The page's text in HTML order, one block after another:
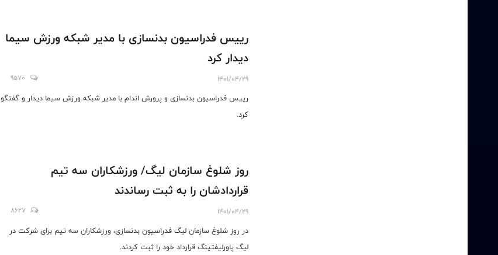
رییس فدراسیون بدنسازی با مدیر شبکه ورزش سیما
دیدار کرد
1401/04/29
9570
رییس فدراسیون بدنسازی و پرورش اندام با مدیر شبکه ورزش سیما دیدار و گفتگو
کرد.
روز شلوغ سازمان لیگ/ ورزشکاران سه تیم
قراردادشان را به ثبت رساندند
1401/04/29
8627
در روز شلوغ سازمان لیگ فدراسیون بدنسازی، ورزشکاران سه تیم برای شرکت در
لیگ پاورلیفتینگ قرارداد خود را ثبت کردند.